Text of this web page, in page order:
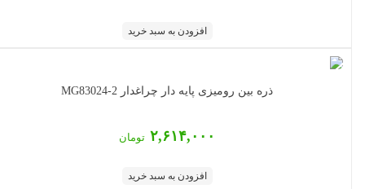
افزودن به سبد خرید
ذره بین رومیزی پایه دار چراغدار MG83024-2
۲,۶۱۴,۰۰۰تومان
افزودن به سبد خرید